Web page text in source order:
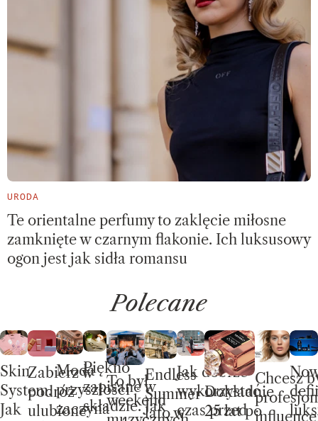
URODA
Te orientalne perfumy to zaklęcie miłosne
zamknięte w czarnym flakonie. Ich luksusowy
ogon jest jak sidła romansu
Polecane
Skin
System.
Jak
Zabierz w
podróż
ulubione
Moda
przyszłości
zaczyna
Piękno
zapisane w
składzie. Jak
To był
weekend
Endless
Summer –
lato w
Jak dobrze
wykorzystać
czas przed
Dokładnie
25 lat po
Chcesz